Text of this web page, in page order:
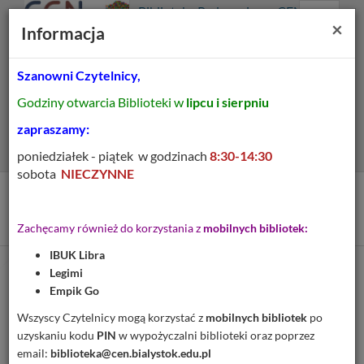
główne
główna
Prolib
główna
Biblioteka Pedagogiczna CEN
Menu
Dodaj na Twoją półkę
Szczegóły MARC 21
×
Informacja
Szanowni Czytelnicy,
Godziny otwarcia Biblioteki w lipcu i sierpniu
zapraszamy:
poniedziałek - piątek w godzinach 8:30-14:30
sobota NIECZYNNE
Zachęcamy również do korzystania z mobilnych bibliotek:
IBUK Libra
Legimi
Empik Go
Wszyscy Czytelnicy mogą korzystać z mobilnych bibliotek po
uzyskaniu kodu PIN w wypożyczalni biblioteki oraz poprzez
email: biblioteka@cen.bialystok.edu.pl